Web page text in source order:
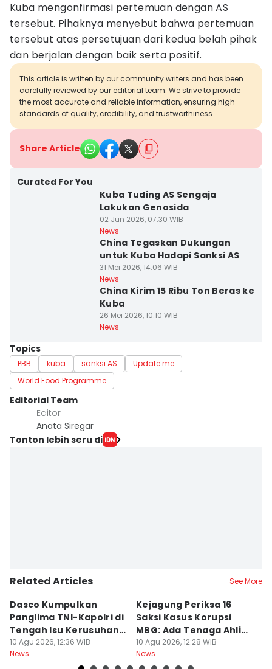
Kuba mengonfirmasi pertemuan dengan AS
tersebut. Pihaknya menyebut bahwa pertemuan
tersebut atas persetujuan dari kedua belah pihak
dan berjalan dengan baik serta positif.
This article is written by our community writers and has been
carefully reviewed by our editorial team. We strive to provide
the most accurate and reliable information, ensuring high
standards of quality, credibility, and trustworthiness.
Share Article
Curated For You
Kuba Tuding AS Sengaja
Lakukan Genosida
02 Jun 2026, 07:30 WIB
News
China Tegaskan Dukungan
untuk Kuba Hadapi Sanksi AS
31 Mei 2026, 14:06 WIB
News
China Kirim 15 Ribu Ton Beras ke
Kuba
26 Mei 2026, 10:10 WIB
News
Topics
PBB kuba sanksi AS
Update me
World Food Programme
Editorial Team
Editor
Anata Siregar
Tonton lebih seru di
Related Articles See More
Dasco Kumpulkan
Panglima TNI-Kapolri di
Tengah Isu Kerusuhan
Jelang 17 Agustus
10 Agu 2026, 12:36 WIB
News
Kejagung Periksa 16
Saksi Kasus Korupsi
MBG: Ada Tenaga Ahli
BGN
10 Agu 2026, 12:28 WIB
News